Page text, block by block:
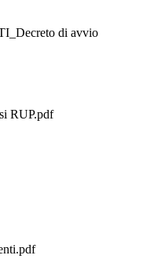
di avvio
RUP.pdf